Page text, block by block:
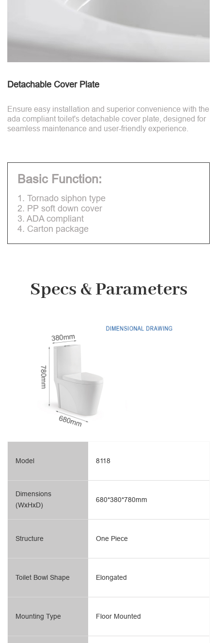
Detachable Cover Plate
Ensure easy installation and superior convenience with the
ada compliant toilet's detachable cover plate, designed for
seamless maintenance and user-friendly experience.
Basic Function:
1. Tornado siphon type
2. PP soft down cover
3. ADA compliant
4. Carton package
Specs & Parameters
Model
Dimensions
(WxHxD)
Structure
Toilet Bowl Shape
Mounting Type
8118
680*380*780mm
One Piece
Elongated
Floor Mounted